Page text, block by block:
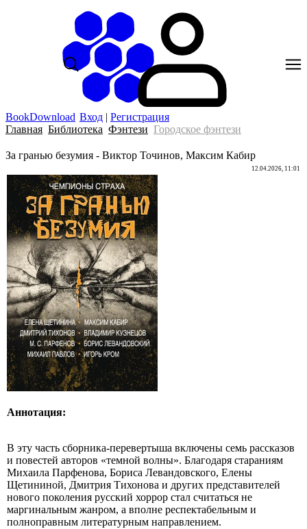
BookDownload Вход | Регистрация
Главная Библиотека Фэнтези Городское фэнтези
За гранью безумия - Виктор Точинов, Максим Кабир
12.04.2026, 11:01
Аннотация:
В эту часть сборника-перевертыша включены семь рассказов
и повестей авторов «темной волны». Благодаря стараниям
Михаила Парфенова, Бориса Левандовского, Елены
Щетининой, Дмитрия Тихонова и других представителей
нового поколения русский хоррор стал считаться не
маргинальным жанром, а вполне респектабельным и
полноправным литературным направлением.